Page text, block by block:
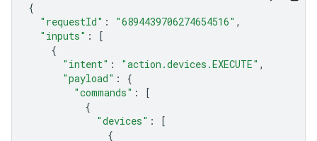
{
"requestId" : "6894439706274654516" ,
"inputs" :
[
{
"intent" : "action.devices.EXECUTE" ,
"payload" :
{
"commands" :
[
{
"devices" :
[
{